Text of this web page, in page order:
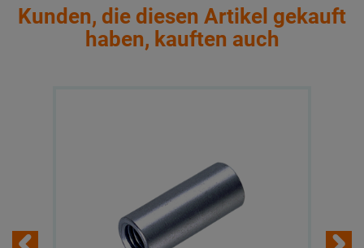
Kunden, die diesen Artikel gekauft
haben, kauften auch